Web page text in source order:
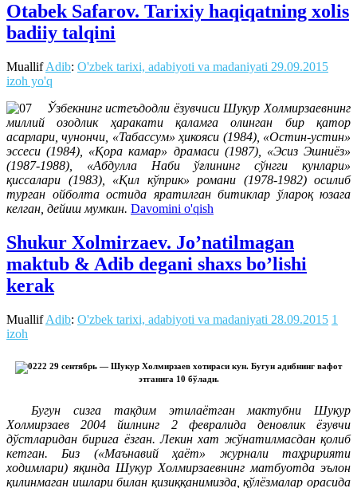
Otabek Safarov. Tarixiy haqiqatning xolis
badiiy talqini
MuallifAdib: O'zbek tarixi, adabiyoti va madaniyati 29.09.2015
izoh yo'q
Ўзбекнинг истеъдодли ёзувчиси Шукур Холмирзаевнинг
миллий озодлик ҳаракати қаламга олинган бир қатор
асарлари, чунончи, «Табассум» ҳикояси (1984), «Остин-устин»
эссеси (1984), «Қора камар» драмаси (1987), «Эсиз Эшниёз»
(1987-1988), «Абдулла Наби ўғлининг сўнгги кунлари»
қиссалари (1983), «Қил кўприк» романи (1978-1982) осилиб
турган ойболта остида яратилган битиклар ўлароқ юзага
келган, дейиш мумкин. Davomini o'qish
Shukur Xolmirzaev. Jo’natilmagan
maktub & Adib degani shaxs bo’lishi
kerak
MuallifAdib: O'zbek tarixi, adabiyoti va madaniyati 28.09.2015 1
izoh
29 сентябрь — Шукур Холмирзаев хотираси кун. Бугун адибнинг вафот
этганига 10 бўлади.
Бугун сизга тақдим этилаётган мактубни Шукур
Холмирзаев 2004 йилнинг 2 февралида деновлик ёзувчи
дўстларидан бирига ёзган. Лекин хат жўнатилмасдан қолиб
кетган. Биз («Маънавий ҳаёт» журнали таҳририяти
ходимлари) яқинда Шукур Холмирзаевнинг матбуотда эълон
қилинмаган ишлари билан қизиққанимизда, қўлёзмалар орасида